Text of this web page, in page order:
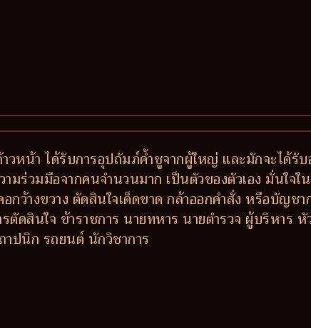
วหน้า ได้รับการอุปถัมภ์ค้ำชูจากผู้ใหญ่ และมักจะได้รั
ร่วมมือจากคนจำนวนมาก เป็นตัวของตัวเอง มั่นใจใ
กว้างขวาง ตัดสินใจเด็ดขาด กล้าออกคำสั่ง หรือบัญช
รตัดสินใจ ข้าราชการ นายทหาร นายตำรวจ ผู้บริหา
ปนิก รถยนต์ นักวิชาการ